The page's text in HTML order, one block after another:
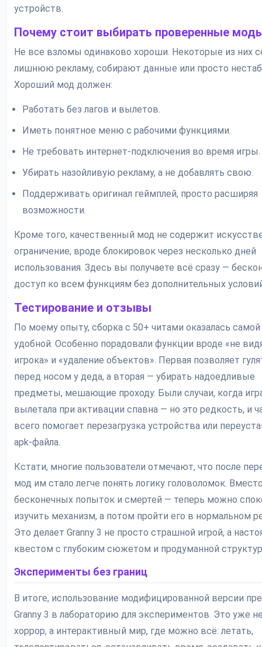
устройств.
Почему стоит выбирать проверенные
Не все взломы одинаково хороши. Некоторые из них
лишнюю рекламу, собирают данные или просто
Хороший мод должен:
Работать без лагов и вылетов.
Иметь понятное меню с рабочими функциями.
Не требовать интернет-подключения во время игры.
Убирать назойливую рекламу, а не добавлять свою.
Поддерживать оригинал геймплей, просто расширяя
возможности.
Кроме того, качественный мод не содержит
ограничение, вроде блокировок через несколько дней
использования. Здесь вы получаете всё сразу —
доступ ко всем функциям без дополнительных
Тестирование и отзывы
По моему опыту, сборка с 50+ читами оказалась самой
удобной. Особенно порадовали функции вроде «не
игрока» и «удаление объектов». Первая позволяет
перед носом у деда, а вторая — убирать надоедливые
предметы, мешающие проходу. Были случаи, когда
вылетала при активации спавна — но это редкость, и
всего помогает перезагрузка устройства или
apk-файла.
Кстати, многие пользователи отмечают, что после
мод им стало легче понять логику головоломок.
бесконечных попыток и смертей — теперь можно
изучить механизм, а потом пройти его в нормальном
Это делает Granny 3 не просто страшной игрой, а
квестом с глубоким сюжетом и продуманной
Эксперименты без границ
В итоге, использование модифицированной версии
Granny 3 в лабораторию для экспериментов. Это уже
хоррор, а интерактивный мир, где можно всё: летать,